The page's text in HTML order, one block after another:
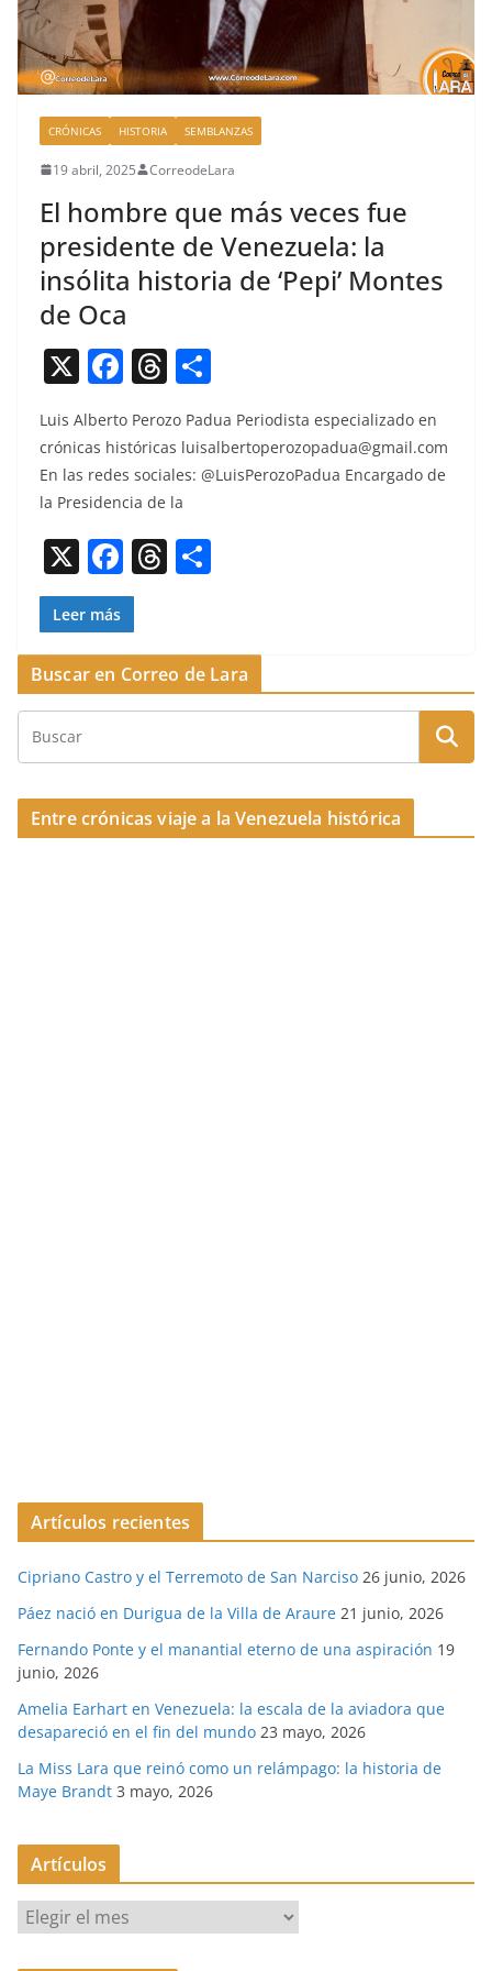
CRÓNICAS HISTORIA SEMBLANZAS
19 abril, 2025 CorreodeLara
El hombre que más veces fue
presidente de Venezuela: la
insólita historia de ‘Pepi’ Montes
de Oca
X F
c
e
b
o
o
k
T
re
a
d
s
o
m
p
Luis Alber­to Per­o­zo Pad­ua Peri­odista espe­cial­iza­do en
cróni­cas históri­c­as luisalbertoperozopadua@gmail.com
En las redes sociales: @LuisPerozoPadua Encar­ga­do de
la Pres­i­den­cia de la
X F
a
c
e
b
o
k
T
a
d
p
ar
Leer más
Buscar en Correo de Lara
Entre crónicas viaje a la Venezuela histórica
Artículos recientes
Cipriano Castro y el Terremoto de San Narciso 26 junio, 2026
Páez nació en Durigua de la Villa de Araure 21 junio, 2026
Fernando Ponte y el manantial eterno de una aspiración 19
junio, 2026
Amelia Earhart en Venezuela: la escala de la aviadora que
desapareció en el fin del mundo 23 mayo, 2026
La Miss Lara que reinó como un relámpago: la historia de
Maye Brandt 3 mayo, 2026
Artículos
r